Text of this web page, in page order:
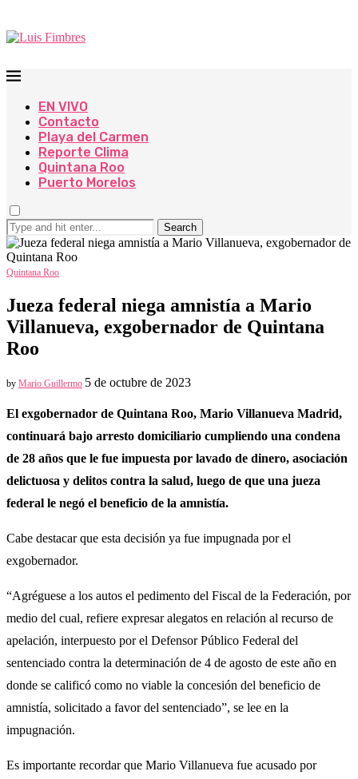
EN VIVO
Contacto
Playa del Carmen
Reporte Clima
Quintana Roo
Puerto Morelos
Search
Quintana Roo
Jueza federal niega amnistía a Mario
Villanueva, exgobernador de Quintana
Roo
by Mario Guillermo 5 de octubre de 2023
El exgobernador de Quintana Roo, Mario Villanueva Madrid,
continuará bajo arresto domiciliario cumpliendo una condena
de 28 años que le fue impuesta por lavado de dinero, asociación
delictuosa y delitos contra la salud, luego de que una jueza
federal le negó el beneficio de la amnistía.
Cabe destacar que esta decisión ya fue impugnada por el
exgobernador.
“Agréguese a los autos el pedimento del Fiscal de la Federación, por
medio del cual, refiere expresar alegatos en relación al recurso de
apelación, interpuesto por el Defensor Público Federal del
sentenciado contra la determinación de 4 de agosto de este año en
donde se calificó como no viable la concesión del beneficio de
amnistía, solicitado a favor del sentenciado”, se lee en la
impugnación.
Es importante recordar que Mario Villanueva fue acusado por